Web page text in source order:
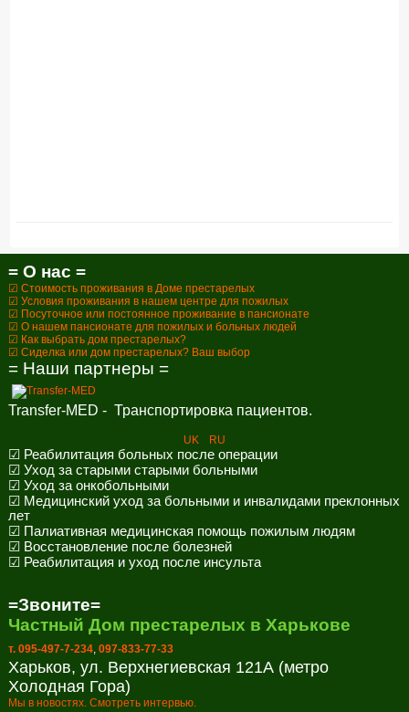
= О нас =
☑ Стоимость проживания в Доме престарелых
☑ Условия проживания в нашем центре для пожилых
☑ Посуточное или постоянное проживание в пансионате
☑ О нашем пансионате для пожилых и больных людей
☑ Как выбрать дом престарелых?
☑ Сиделка или дом престарелых? Ваш выбор
= Наши партнеры =
Transfer-MED - Транспортировка пациентов.
UK RU
☑ Реабилитация больных после операции
☑ Уход за старыми старыми больными
☑ Уход за онкобольными
☑ Медицинский уход за больными и инвалидами преклонных
лет
☑ Палиативная медицинская помощь пожилым людям
☑ Восстановление после болезней
☑ Реабилитация и уход после инсульта
=Звоните=
Частный Дом престарелых в Харькове
т. 095-497-7-234, 097-833-77-33
Харьков, ул. Верхнегиевская 121А (метро
Холодная Гора)
Мы в новостях. Смотреть интервью.